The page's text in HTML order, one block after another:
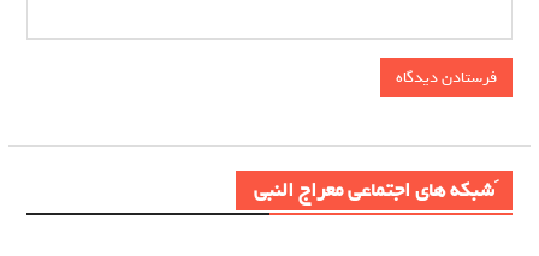
َشبکه های اجتماعی معراج النبی